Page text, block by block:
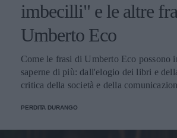
imbecilli" e le altre
Umberto Eco
Come le frasi di Umberto Eco possono
saperne di più: dall'elogio dei libri e
critica della società e della
PERDITA DURANGO